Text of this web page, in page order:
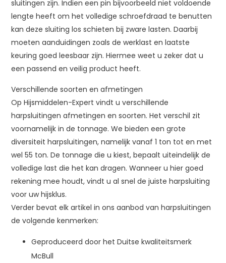
sluitingen zijn. Indien een pin bijvoorbeeld niet voldoende
lengte heeft om het volledige schroefdraad te benutten
kan deze sluiting los schieten bij zware lasten. Daarbij
moeten aanduidingen zoals de werklast en laatste
keuring goed leesbaar zijn. Hiermee weet u zeker dat u
een passend en veilig product heeft.
Verschillende soorten en afmetingen
Op Hijsmiddelen-Expert vindt u verschillende
harpsluitingen afmetingen en soorten. Het verschil zit
voornamelijk in de tonnage. We bieden een grote
diversiteit harpsluitingen, namelijk vanaf 1 ton tot en met
wel 55 ton. De tonnage die u kiest, bepaalt uiteindelijk de
volledige last die het kan dragen. Wanneer u hier goed
rekening mee houdt, vindt u al snel de juiste harpsluiting
voor uw hijsklus.
Verder bevat elk artikel in ons aanbod van harpsluitingen
de volgende kenmerken:
Geproduceerd door het Duitse kwaliteitsmerk
McBull